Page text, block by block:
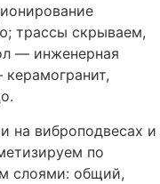
трассы скрываем,
— инженерная
на виброподвесах и
по
слоями: общий,